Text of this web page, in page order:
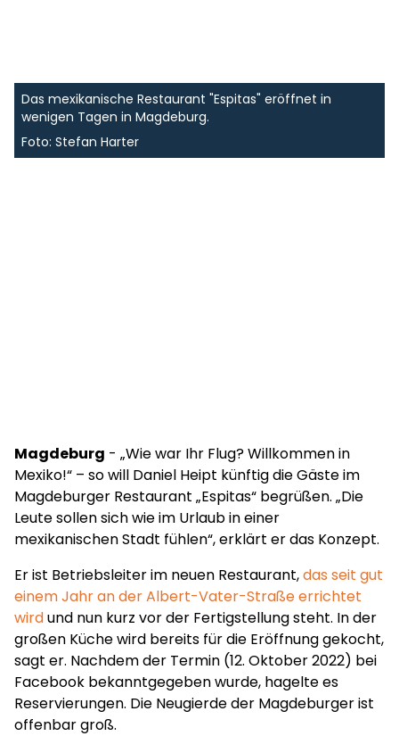
Das mexikanische Restaurant "Espitas" eröffnet in
wenigen Tagen in Magdeburg.
Foto: Stefan Harter
Magdeburg - „Wie war Ihr Flug? Willkommen in
Mexiko!“ – so will Daniel Heipt künftig die Gäste im
Magdeburger Restaurant „Espitas“ begrüßen. „Die
Leute sollen sich wie im Urlaub in einer
mexikanischen Stadt fühlen“, erklärt er das Konzept.
Er ist Betriebsleiter im neuen Restaurant,das seit gut
einem Jahr an der Albert-Vater-Straße errichtet
wirdund nun kurz vor der Fertigstellung steht. In der
großen Küche wird bereits für die Eröffnung gekocht,
sagt er. Nachdem der Termin (12. Oktober 2022) bei
Facebook bekanntgegeben wurde, hagelte es
Reservierungen. Die Neugierde der Magdeburger ist
offenbar groß.